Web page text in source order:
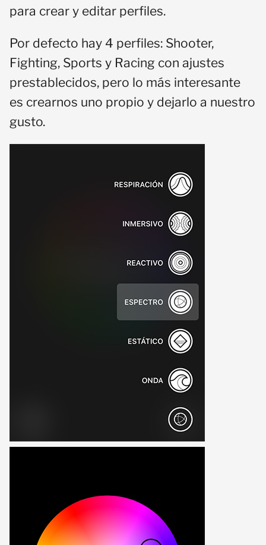
para crear y editar perfiles.
Por defecto hay 4 perfiles: Shooter,
Fighting, Sports y Racing con ajustes
prestablecidos, pero lo más interesante
es crearnos uno propio y dejarlo a nuestro
gusto.